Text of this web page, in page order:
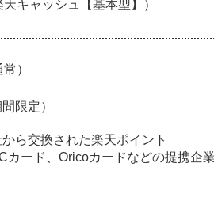
キャッシュ【基本型】）
）
限定）
ら交換された楽天ポイント
カード、Oricoカードなどの提携企